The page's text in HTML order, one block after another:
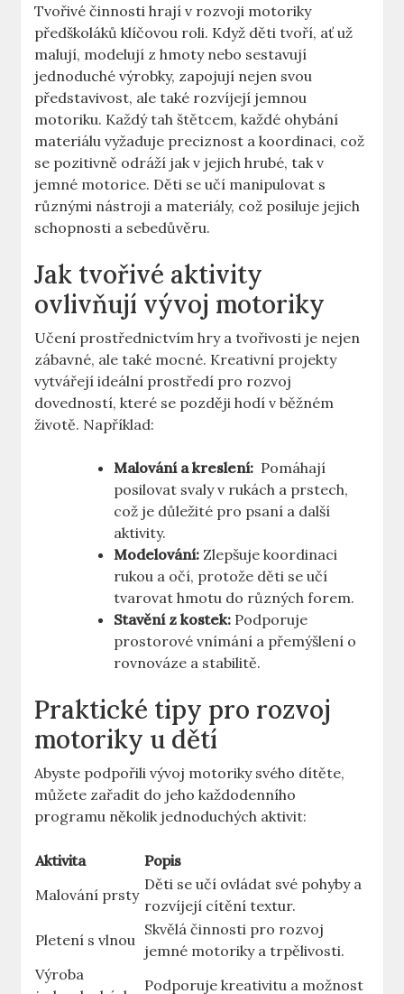
Tvořivé činnosti hrají v rozvoji motoriky
‍předškoláků klíčovou roli. Když děti tvoří, ​ať‌ už
malují,⁤ modelují z ⁤hmoty nebo‌ sestavují⁣
jednoduché výrobky, zapojují nejen​ svou ​
představivost, ale také rozvíjejí ‍jemnou
motoriku. Každý tah štětcem, každé ohybání
materiálu vyžaduje preciznost a koordinaci, což
se pozitivně ‍odráží ​jak v jejich hrubé, tak v‍
jemné motorice. Děti se ‌učí manipulovat s
různými nástroji‍ a materiály, což posiluje jejich​
schopnosti a sebedůvěru.
Jak⁣ tvořivé aktivity‌
ovlivňují vývoj motoriky
Učení prostřednictvím hry a tvořivosti je nejen
zábavné, ale také mocné. Kreativní projekty
‌vytvářejí ⁣ideální prostředí pro rozvoj‌
dovedností, které se⁢ později hodí v běžném⁢
životě. Například:
Malování‍ a ​kreslení: ‍ Pomáhají‍
posilovat svaly v rukách a prstech,
⁤což je⁣ důležité ⁣pro psaní a‍ další
‌aktivity.
Modelování: ‌Zlepšuje koordinaci
rukou a očí, protože ⁣děti⁢ se učí
tvarovat hmotu ⁢do různých forem.
Stavění z kostek: Podporuje
prostorové vnímání ‌a přemýšlení o
rovnováze a‍ stabilitě.
Praktické tipy pro rozvoj
motoriky u dětí
Abyste podpořili ‌vývoj ‍motoriky svého ⁢dítěte,⁤
můžete ‌zařadit do jeho⁤ každodenního
programu několik⁣ jednoduchých ‍aktivit:
Aktivita
Popis
Malování prsty
Děti se učí ovládat ⁢své pohyby a
rozvíjejí⁤ cítění textur.
Pletení s ​vlnou
Skvělá​ činnosti pro rozvoj⁢
jemné motoriky ⁣a trpělivosti.
Výroba
Podporuje kreativitu a‌ možnost